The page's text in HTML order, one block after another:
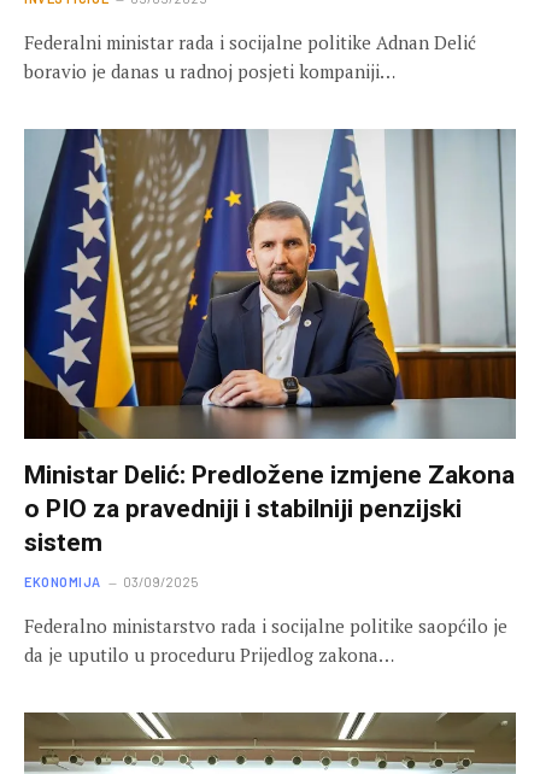
Federalni ministar rada i socijalne politike Adnan Delić
boravio je danas u radnoj posjeti kompaniji…
Ministar Delić: Predložene izmjene Zakona
o PIO za pravedniji i stabilniji penzijski
sistem
EKONOMIJA 03/09/2025
Federalno ministarstvo rada i socijalne politike saopćilo je
da je uputilo u proceduru Prijedlog zakona…